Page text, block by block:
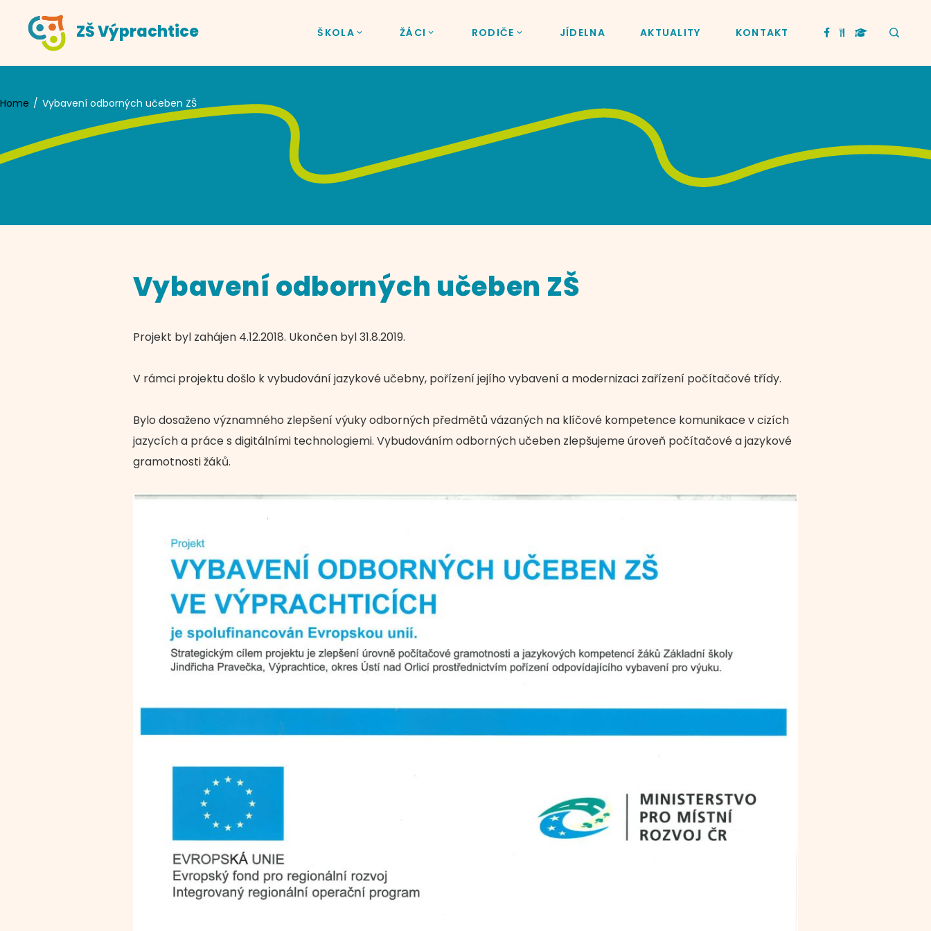
content
ZŠ Výprachtice ŠKOLA ŽÁCI RODIČE JÍDELNA AKTUALITY KONTAKT
Home Vybavení odborných učeben ZŠ
Vybavení odborných učeben ZŠ
Projekt byl zahájen 4.12.2018. Ukončen byl 31.8.2019.
V rámci projektu došlo k vybudování jazykové učebny, pořízení jejího vybavení a modernizaci zařízení počítačové třídy.
Bylo dosaženo významného zlepšení výuky odborných předmětů vázaných na klíčové kompetence komunikace v cizích
jazycích a práce s digitálními technologiemi. Vybudováním odborných učeben zlepšujeme úroveň počítačové a jazykové
gramotnosti žáků.